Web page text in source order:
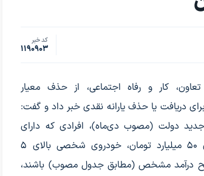
کد خبر
1190903
کار و رفاه اجتماعی، از حذف معیار
دریافت یا حذف یارانه نقدی خبر داد و گفت:
دولت (مصوب دی‌ماه)، افرادی که دارای
واحد مسکونی بالای ۵۰ میلیارد تومان، خودروی شخصی بالای ۵
درآمد مشخص (مطابق جدول مصوب) باشند،